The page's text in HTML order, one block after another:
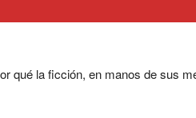
qué la ficción, en manos de sus